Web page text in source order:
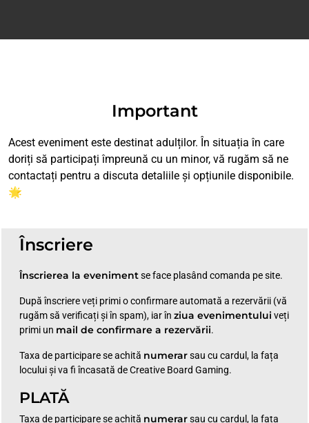
Important
Acest eveniment este destinat adulților. În situația în care
doriți să participați împreună cu un minor, vă rugăm să ne
contactați pentru a discuta detaliile și opțiunile disponibile.
🌟
Înscriere
Înscrierea la evenimentse face plasând comanda pe site.
După înscriere veți primi o confirmare automată a rezervării (vă
rugăm să verificați și în spam), iar în ziua evenimentului veți
primi un mail de confirmare a rezervării.
Taxa de participare se achită numerarsau cu cardul, la fața
locului și va fi încasată de Creative Board Gaming.
PLATĂ
Taxa de participare se achită numerarsau cu cardul, la fața